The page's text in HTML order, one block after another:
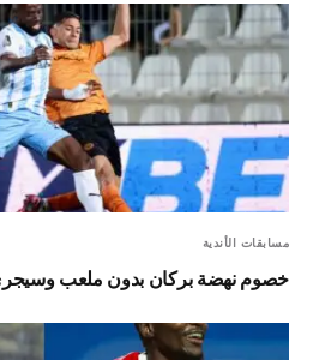
مسابقات الأندية
خصوم نهضة بركان بدون ملعب وسيجرى